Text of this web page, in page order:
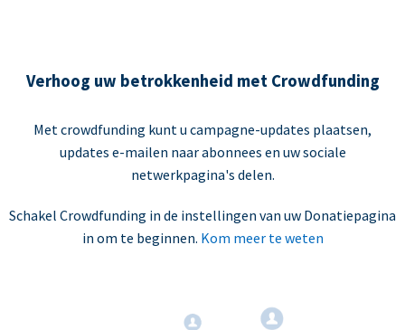
Verhoog uw betrokkenheid met Crowdfunding
Met crowdfunding kunt u campagne-updates plaatsen,
updates e-mailen naar abonnees en uw sociale
netwerkpagina's delen.
Schakel Crowdfunding in de instellingen van uw Donatiepagina
in om te beginnen. Kom meer te weten